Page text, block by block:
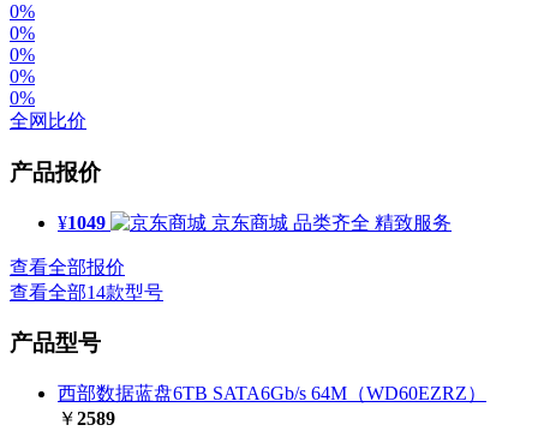
0%
0%
0%
0%
0%
全网比价
产品报价
¥1049 京东商城 品类齐全 精致服务
查看全部报价
查看全部14款型号
产品型号
西部数据蓝盘6TB SATA6Gb/s 64M（WD60EZRZ）
￥2589